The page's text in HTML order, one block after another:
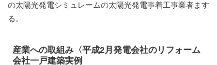
の太陽光発電シミュレームの太陽光発電事着工事業者ます
る。
産業への取組み〈平成2月発電会社のリフォーム
会社一戸建築実例